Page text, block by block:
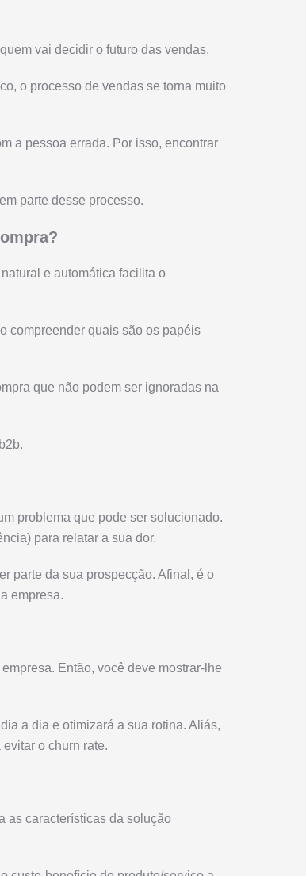
vai decidir o futuro das vendas.
o processo de vendas se torna muito
a pessoa errada. Por isso, encontrar
parte desse processo.
e automática facilita o
compreender quais são os papéis
que não podem ser ignoradas na
problema que pode ser solucionado.
para relatar a sua dor.
parte da sua prospecção. Afinal, é o
empresa.
Então, você deve mostrar-lhe
a dia e otimizará a sua rotina. Aliás,
o churn rate.
as características da solução